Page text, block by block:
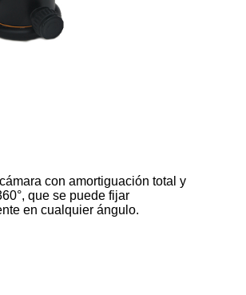
con amortiguación total y
que se puede fijar
en cualquier ángulo.